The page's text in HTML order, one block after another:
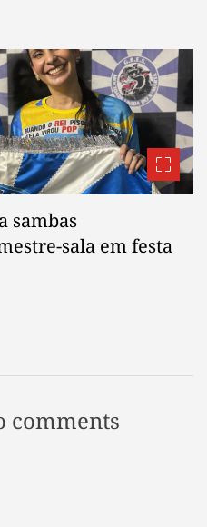
sambas
sala em festa
comments